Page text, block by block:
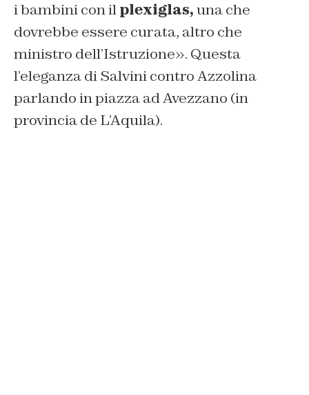
i bambini con ilplexiglas,una che
dovrebbe essere curata, altro che
ministro dell’Istruzione». Questa
l’eleganza di Salvini contro Azzolina
parlando in piazza ad Avezzano (in
provincia de L’Aquila).